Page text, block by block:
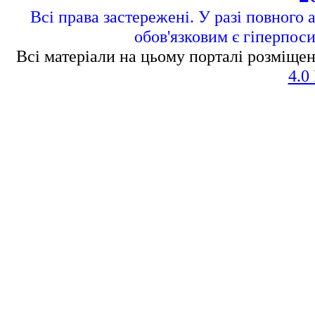
Всі права застережені. У разі повного
обов'язковим є
Всі матеріали на цьому порталі
4.0